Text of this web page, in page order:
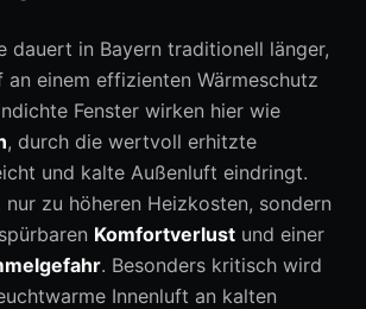
dauert in Bayern traditionell länger,
an einem effizienten Wärmeschutz
Fenster wirken hier wie
, durch die wertvoll erhitzte
und kalte Außenluft eindringt.
zu höheren Heizkosten, sondern
Komfortverlust und einer
. Besonders kritisch wird
Innenluft an kalten